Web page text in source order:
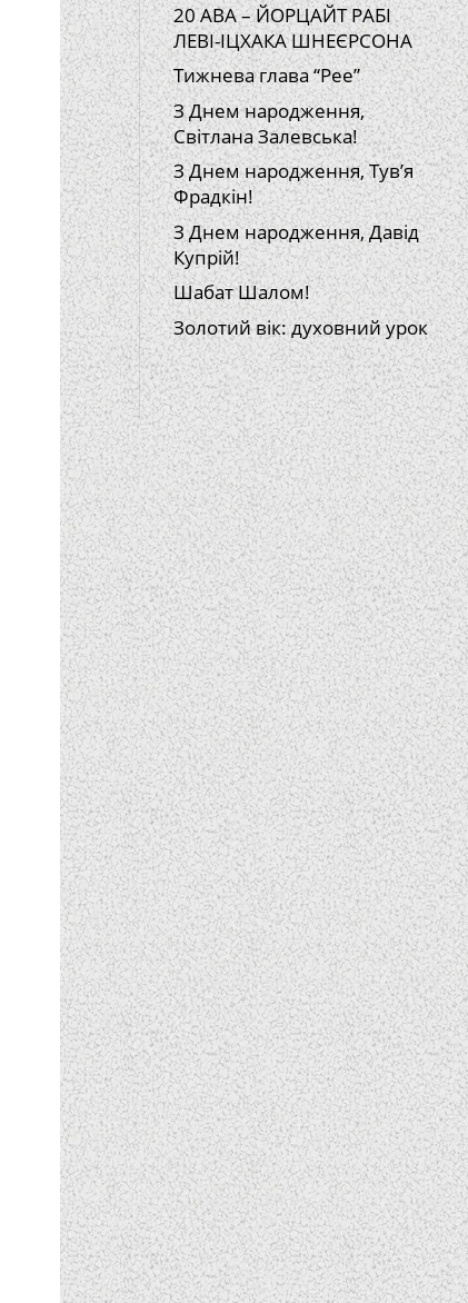
20 АВА – ЙОРЦАЙТ РАБІ
ЛЕВІ-ІЦХАКА ШНЕЄРСОНА
Тижнева глава “Рее”
З Днем народження,
Світлана Залевська!
З Днем народження, Тув’я
Фрадкін!
З Днем народження, Давід
Купрій!
Шабат Шалом!
Золотий вік: духовний урок